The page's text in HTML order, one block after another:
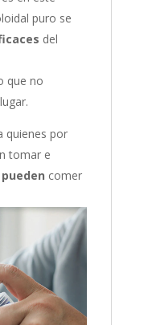
puro se
del
que no
quienes por
tomar e
comer